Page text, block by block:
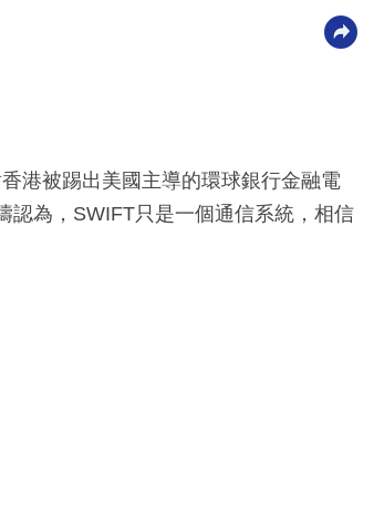
港被踢出美國主導的環球銀行金融電
認為，SWIFT只是一個通信系統，相信